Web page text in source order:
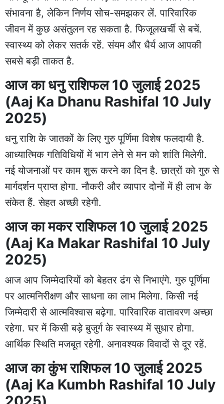
संभावना है, लेकिन निर्णय सोच-समझकर लें. पारिवारिक
जीवन में कुछ असंतुलन रह सकता है. फिजूलखर्ची से बचें.
स्वास्थ्य को लेकर सतर्क रहें. संयम और धैर्य आज आपकी
सबसे बड़ी ताकत है.
आज का धनु राशिफल 10 जुलाई 2025
(Aaj Ka Dhanu Rashifal 10 July
2025)
धनु राशि के जातकों के लिए गुरु पूर्णिमा विशेष फलदायी है.
आध्यात्मिक गतिविधियों में भाग लेने से मन को शांति मिलेगी.
नई योजनाओं पर काम शुरू करने का दिन है. छात्रों को गुरु से
मार्गदर्शन प्राप्त होगा. नौकरी और व्यापार दोनों में ही लाभ के
संकेत हैं. सेहत अच्छी रहेगी.
आज का मकर राशिफल 10 जुलाई 2025
(Aaj Ka Makar Rashifal 10 July
2025)
आज आप जिम्मेदारियों को बेहतर ढंग से निभाएंगे. गुरु पूर्णिमा
पर आत्मनिरीक्षण और साधना का लाभ मिलेगा. किसी नई
जिम्मेदारी से आत्मविश्वास बढ़ेगा. पारिवारिक वातावरण अच्छा
रहेगा. घर में किसी बड़े बुजुर्ग के स्वास्थ्य में सुधार होगा.
आर्थिक स्थिति मजबूत रहेगी. अनावश्यक विवादों से दूर रहें.
आज का कुंभ राशिफल 10 जुलाई 2025
(Aaj Ka Kumbh Rashifal 10 July